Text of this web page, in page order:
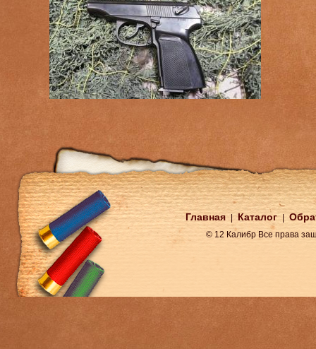
Главная Каталог
© 12 Калибр Все права